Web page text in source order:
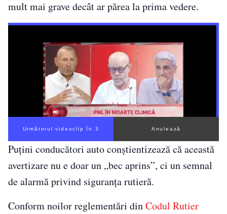
mult mai grave decât ar părea la prima vedere.
Următorul videoclip în 2 Anulează
Puțini conducători auto conștientizează că această
avertizare nu e doar un „bec aprins”, ci un semnal
de alarmă privind siguranța rutieră.
Conform noilor reglementări dinCodul Rutier